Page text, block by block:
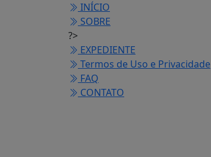
INÍCIO
SOBRE
?>
EXPEDIENTE
Termos de Uso e Privacidade
FAQ
CONTATO